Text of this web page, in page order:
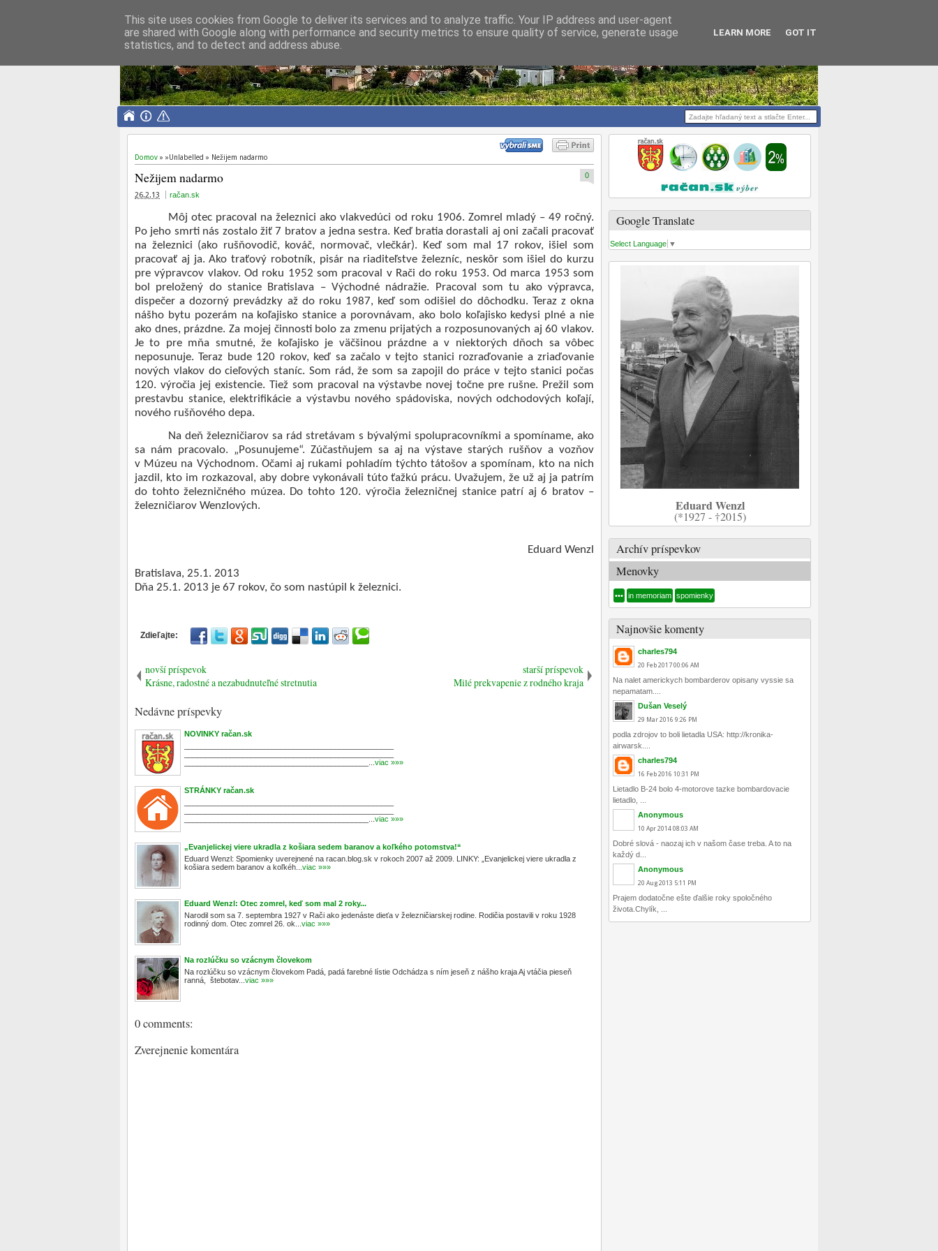
Eduard Wenzl
Domov » »Unlabelled » Nežijem nadarmo
Nežijem nadarmo
26.2.13 račan.sk
0
Môj otec pracoval na železnici ako vlakvedúci od roku 1906. Zomrel mladý – 49 ročný.
Po jeho smrti nás zostalo žiť 7 bratov a jedna sestra. Keď bratia dorastali aj oni začali pracovať
na železnici (ako rušňovodič, kováč, normovač, vlečkár). Keď som mal 17 rokov, išiel som
pracovať aj ja. Ako traťový robotník, pisár na riaditeľstve železníc, neskôr som išiel do kurzu
pre výpravcov vlakov. Od roku 1952 som pracoval v Rači do roku 1953. Od marca 1953 som
bol preložený do stanice Bratislava – Východné nádražie. Pracoval som tu ako výpravca,
dispečer a dozorný prevádzky až do roku 1987, keď som odišiel do dôchodku. Teraz z okna
nášho bytu pozerám na koľajisko stanice a porovnávam, ako bolo koľajisko kedysi plné a nie
ako dnes, prázdne. Za mojej činnosti bolo za zmenu prijatých a rozposunovaných aj 60 vlakov.
Je to pre mňa smutné, že koľajisko je väčšinou prázdne a v niektorých dňoch sa vôbec
neposunuje. Teraz bude 120 rokov, keď sa začalo v tejto stanici rozraďovanie a zriaďovanie
nových vlakov do cieľových staníc. Som rád, že som sa zapojil do práce v tejto stanici počas
120. výročia jej existencie. Tiež som pracoval na výstavbe novej točne pre rušne. Prežil som
prestavbu stanice, elektrifikácie a výstavbu nového spádoviska, nových odchodových koľají,
nového rušňového depa.
Na deň železničiarov sa rád stretávam s bývalými spolupracovníkmi a spomíname, ako
sa nám pracovalo. „Posunujeme“. Zúčastňujem sa aj na výstave starých rušňov a vozňov
v Múzeu na Východnom. Očami aj rukami pohladím týchto tátošov a spomínam, kto na nich
jazdil, kto im rozkazoval, aby dobre vykonávali túto ťažkú prácu. Uvažujem, že už aj ja patrím
do tohto železničného múzea. Do tohto 120. výročia železničnej stanice patrí aj 6 bratov –
železničiarov Wenzlových.
Eduard Wenzl
Bratislava, 25.1. 2013
Dňa 25.1. 2013 je 67 rokov, čo som nastúpil k železnici.
novší príspevok
Krásne, radostné a nezabudnuteľné stretnutia
starší príspevok
Milé prekvapenie z rodného kraja
Nedávne príspevky
NOVINKY račan.sk
viac »»»
STRÁNKY račan.sk
viac »»»
„Evanjelickej viere ukradla z košiara sedem baranov a koľkého potomstva!“
Eduard Wenzl: Spomienky uverejnené na racan.blog.sk v rokoch 2007 až 2009. LINKY: „Evanjelickej viere ukradla z
košiara sedem baranov a koľkéh... viac »»»
Eduard Wenzl: Otec zomrel, keď som mal 2 roky...
Narodil som sa 7. septembra 1927 v Rači ako jedenáste dieťa v železničiarskej rodine. Rodičia postavili v roku 1928
rodinný dom. Otec zomrel 26. ok... viac »»»
Na rozlúčku so vzácnym človekom
Na rozlúčku so vzácnym človekom Padá, padá farebné lístie Odchádza s ním jeseň z nášho kraja Aj vtáčia pieseň
ranná, štebotav... viac »»»
0 comments:
Zverejnenie komentára
Google Translate
Select Language ▼
Eduard Wenzl
(*1927 - †2015)
Archív príspevkov
Menovky
••• in memoriam spomienky
Najnovšie komenty
charles794
20 Feb 2017 00:06 AM
Na nalet americkych bombarderov opisany vyssie sa
nepamatam....
Dušan Veselý
29 Mar 2016 9:26 PM
podla zdrojov to boli lietadla USA: http://kronika-
airwarsk....
charles794
16 Feb 2016 10:31 PM
Lietadlo B-24 bolo 4-motorove tazke bombardovacie
lietadlo, ...
Anonymous
10 Apr 2014 08:03 AM
Dobré slová - naozaj ich v našom čase treba. A to na
každý d...
Anonymous
20 Aug 2013 5:11 PM
Prajem dodatočne ešte ďalšie roky spoločného
života.Chylík, ...
This site uses cookies from Google to deliver its services and to analyze traffic. Your IP address and user-agent
are shared with Google along with performance and security metrics to ensure quality of service, generate usage
statistics, and to detect and address abuse.
LEARN MORE GOT IT